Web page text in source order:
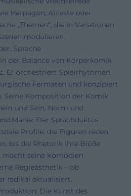
Harpagon, Alceste oder
„Themen“, die in Variationen
modulieren.
Sprache
der Balance von Körperkomik
Er orchestriert Spielrhythmen,
Fermaten und konzipiert
Seine Komposition der Komik
und Sein, Norm und
Manie. Der Sprachduktus
Profile; die Figuren reden
bis die Rhetorik ihre Blöße
macht seine Komödien
Regieästhetik – ob
radikal aktualisiert.
Die Kunst des